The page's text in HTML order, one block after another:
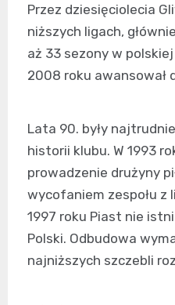
Przez dziesięciolecia
niższych ligach,
aż 33 sezony w
2008 roku awansował
Lata 90. były
historii klubu. W 1993
prowadzenie drużyny
wycofaniem zespołu z
1997 roku Piast nie
Polski. Odbudowa
najniższych szczebli